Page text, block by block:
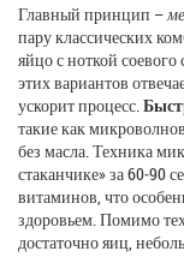
Главный принцип –
пару классических
яйцо с ноткой
этих вариантов
ускорит процесс.
такие как
без масла. Техника
стаканчике» за 60‑90
витаминов, что
здоровьем. Помимо
достаточно яиц,